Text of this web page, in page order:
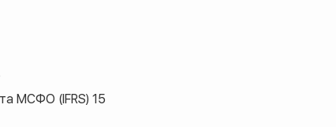
МСФО (IFRS) 15